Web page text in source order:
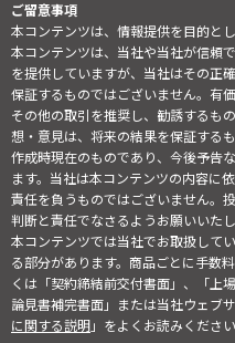
ご留意事項
本コンテンツは、情報提供を目的とし
本コンテンツは、当社や当社が信頼
を提供していますが、当社はその正
保証するものではございません。有
その他の取引を推奨し、勧誘するも
想・意見は、将来の結果を保証する
作成時現在のものであり、今後予告
ます。当社は本コンテンツの内容に
責任を負うものではございません。
判断と責任でなさるようお願いいたし
本コンテンツでは当社でお取扱して
る部分があります。商品ごとに手数
くは「契約締結前交付書面」、「上
論見書補完書面」または当社ウェブ
に関する説明」をよくお読みください